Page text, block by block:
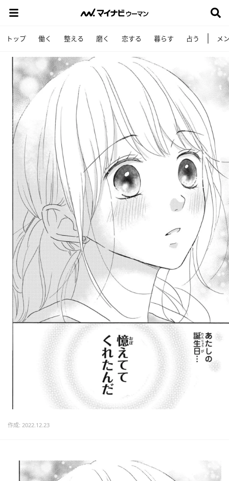
トップ 働く 整える 磨く 恋する 暮らす 占う メ
作成: 2022.12.23